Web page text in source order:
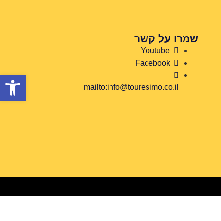
שמרו על קשר
Youtube
Facebook
mailto:info@touresimo.co.il